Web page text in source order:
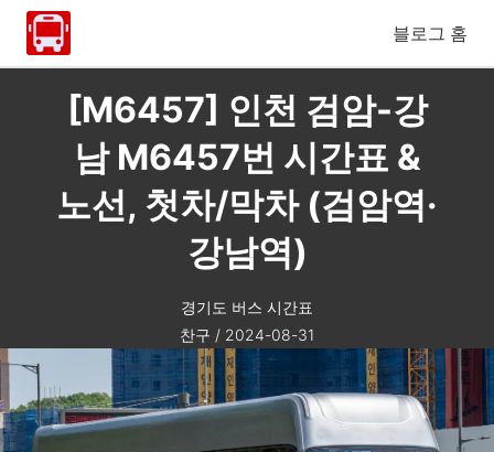
블로그 홈
[M6457] 인천 검암-강
남 M6457번 시간표 &
노선, 첫차/막차 (검암역·
강남역)
경기도 버스 시간표
찬구 / 2024-08-31